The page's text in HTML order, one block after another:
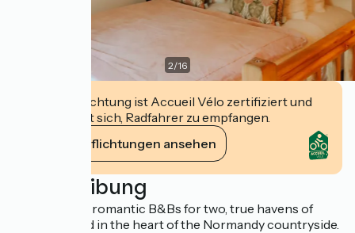
2/16
Diese Einrichtung ist Accueil Vélo zertifiziert und
verpflichtet sich, Radfahrer zu empfangen.
Ihre Verpflichtungen ansehen
Beschreibung
Discover our romantic B&Bs for two, true havens of
peace nestled in the heart of the Normandy countryside.